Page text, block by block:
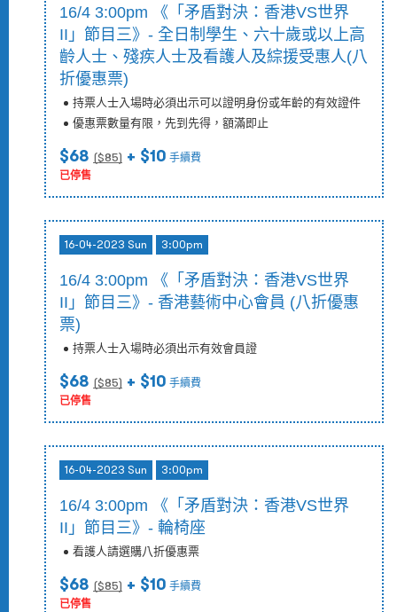
16/4 3:00pm 《「矛盾對決：香港VS世界
II」節目三》- 全日制學生、六十歲或以上高
齡人士、殘疾人士及看護人及綜援受惠人(八
折優惠票)
持票人士入場時必須出示可以證明身份或年齡的有效證件
優惠票數量有限，先到先得，額滿即止
$68 ($85) + $10 手續費
已停售
16-04-2023 Sun 3:00pm
16/4 3:00pm 《「矛盾對決：香港VS世界
II」節目三》- 香港藝術中心會員 (八折優惠
票)
持票人士入場時必須出示有效會員證
$68 ($85) + $10 手續費
已停售
16-04-2023 Sun 3:00pm
16/4 3:00pm 《「矛盾對決：香港VS世界
II」節目三》- 輪椅座
看護人請選購八折優惠票
$68 ($85) + $10 手續費
已停售